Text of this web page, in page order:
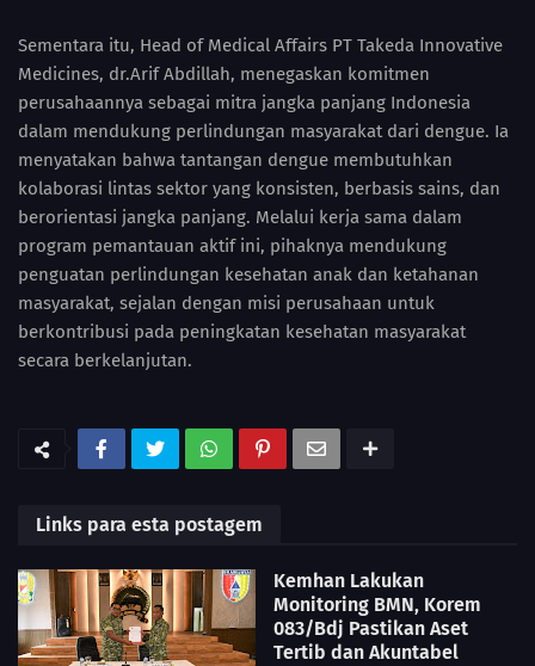
Sementara itu, Head of Medical Affairs PT Takeda Innovative
Medicines, dr.Arif Abdillah, menegaskan komitmen
perusahaannya sebagai mitra jangka panjang Indonesia
dalam mendukung perlindungan masyarakat dari dengue. Ia
menyatakan bahwa tantangan dengue membutuhkan
kolaborasi lintas sektor yang konsisten, berbasis sains, dan
berorientasi jangka panjang. Melalui kerja sama dalam
program pemantauan aktif ini, pihaknya mendukung
penguatan perlindungan kesehatan anak dan ketahanan
masyarakat, sejalan dengan misi perusahaan untuk
berkontribusi pada peningkatan kesehatan masyarakat
secara berkelanjutan.
Links para esta postagem
Kemhan Lakukan
Monitoring BMN, Korem
083/Bdj Pastikan Aset
Tertib dan Akuntabel